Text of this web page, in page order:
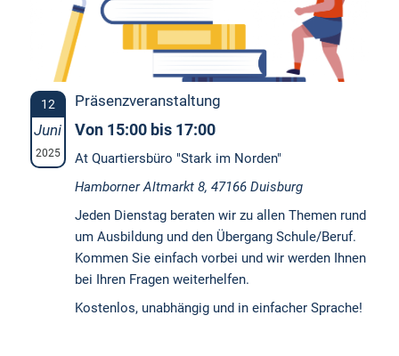
12
Juni
2025
Präsenzveranstaltung
Von 15:00 bis 17:00
At Quartiersbüro "Stark im Norden"
Hamborner Altmarkt 8, 47166 Duisburg
Jeden Dienstag beraten wir zu allen Themen rund
um Ausbildung und den Übergang Schule/Beruf.
Kommen Sie einfach vorbei und wir werden Ihnen
bei Ihren Fragen weiterhelfen.
Kostenlos, unabhängig und in einfacher Sprache!